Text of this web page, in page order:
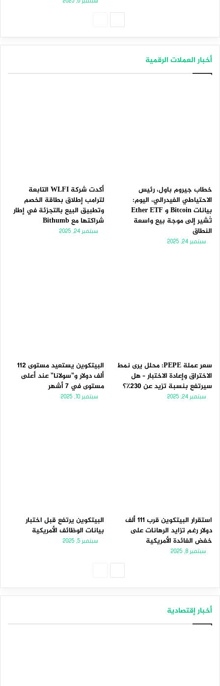
أخبار العملات الرقمية
خطاب جيروم باول، رئيس
الاحتياطي الفيدرالي، اليوم:
بيانات Bitcoin و Ether ETF
تُشير إلى موجة بيع واسعة
النطاق
سبتمبر 24, 2025
أكدت شركة WLFI التابعة
لترامب إطلاق بطاقة الخصم
وتطبيق البيع بالتجزئة في إطار
شراكتها مع Bithumb
سبتمبر 24, 2025
سعر عملة PEPE: محلل يرى نمط
الاختراق وإعادة الاختبار – هل
سيرتفع بنسبة تزيد عن 230٪؟
سبتمبر 24, 2025
البيتكوين يستعيد مستوى 112
ألف دولار و”سولانا” عند أعلى
مستوى في 7 أشهر
سبتمبر 10, 2025
استقرار البيتكوين قرب 111 ألف
دولار رغم تزايد الرهانات على
خفض الفائدة الأمريكية
سبتمبر 8, 2025
البيتكوين يرتفع قبل اختبار
بيانات الوظائف الأمريكية
سبتمبر 5, 2025
أخبار إقتصادية